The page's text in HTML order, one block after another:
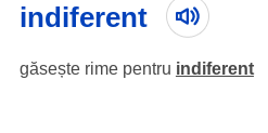
indiferent
găsește rime pentru indiferent